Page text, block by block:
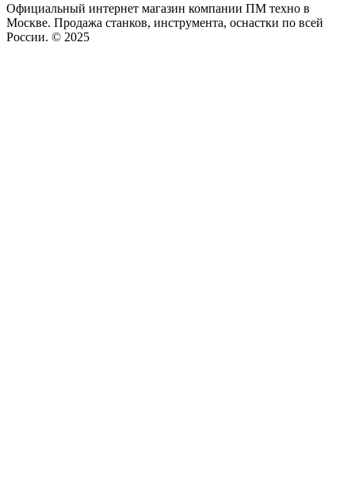
Официальный интернет магазин компании ПМ техно в
Москве. Продажа станков, инструмента, оснастки по всей
России. © 2025